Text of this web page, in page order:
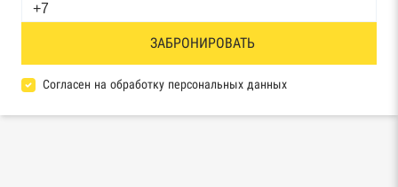
Реестр товарных знаков и знаков обслуживания
База исполнительного производства
ЗАБРОНИРОВАТЬ
Согласен на обработку персональных данных